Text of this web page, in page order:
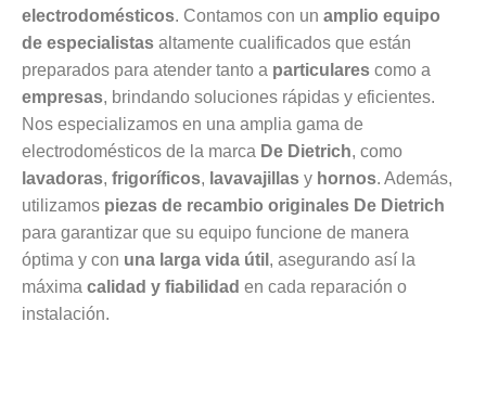
electrodomésticos. Contamos con un amplio equipo
de especialistas altamente cualificados que están
preparados para atender tanto a particulares como a
empresas, brindando soluciones rápidas y eficientes.
Nos especializamos en una amplia gama de
electrodomésticos de la marca De Dietrich, como
lavadoras, frigoríficos, lavavajillas y hornos. Además,
utilizamos piezas de recambio originales De Dietrich
para garantizar que su equipo funcione de manera
óptima y con una larga vida útil , asegurando así la
máxima calidad y fiabilidad en cada reparación o
instalación.